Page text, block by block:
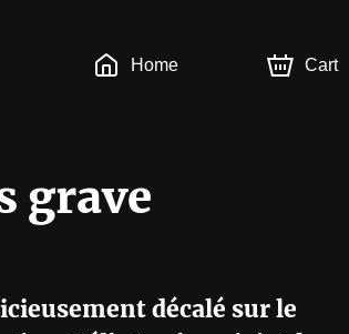
Home Cart
grave
décalé sur le